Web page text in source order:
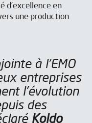
d’excellence en
une production
entreprises
l’évolution
des
Koldo
vous à
et notre
pour
au Hall 13,